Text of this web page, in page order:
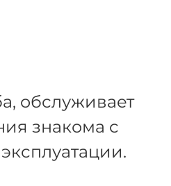
обслуживает
знакома с